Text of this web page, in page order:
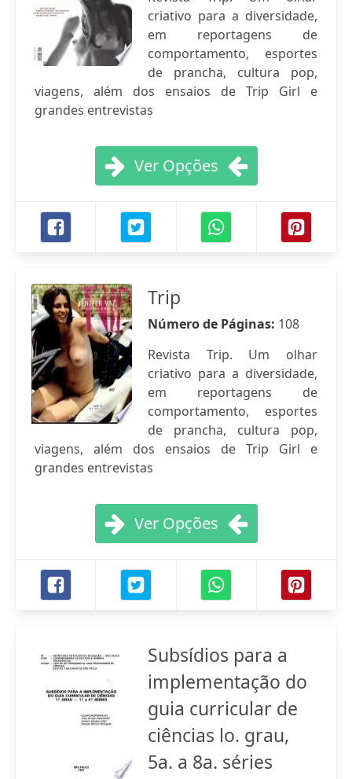
criativo para a diversidade,
em reportagens de
comportamento, esportes
de prancha, cultura pop,
viagens, além dos ensaios de Trip Girl e
grandes entrevistas
Ver Opções
Trip
Número de Páginas: 108
Revista Trip. Um olhar
criativo para a diversidade,
em reportagens de
comportamento, esportes
de prancha, cultura pop,
viagens, além dos ensaios de Trip Girl e
grandes entrevistas
Ver Opções
Subsídios para a
implementação do
guia curricular de
ciências lo. grau,
5a. a 8a. séries